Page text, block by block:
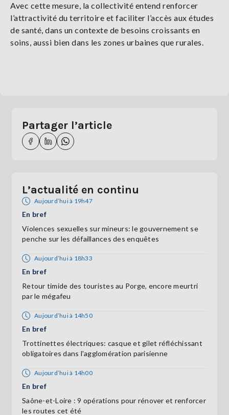
Avec cette mesure, la collectivité entend renforcer
l’attractivité du territoire et faciliter l’accès aux études
de santé, dans un contexte de besoins croissants en
soins, aussi bien dans les zones urbaines que rurales.
Partager l’article
L’actualité en continu
Aujourd’hui à 19h47
En bref
Violences sexuelles sur mineurs: le gouvernement se
penche sur les défaillances des enquêtes
Aujourd’hui à 18h33
En bref
Retour timide des touristes au Porge, encore meurtri
par le mégafeu
Aujourd’hui à 14h50
En bref
Trottinettes électriques: casque et gilet réfléchissant
obligatoires dans l'agglomération parisienne
Aujourd’hui à 14h00
En bref
Saône-et-Loire : 9 opérations pour rénover et renforcer
les routes cet été